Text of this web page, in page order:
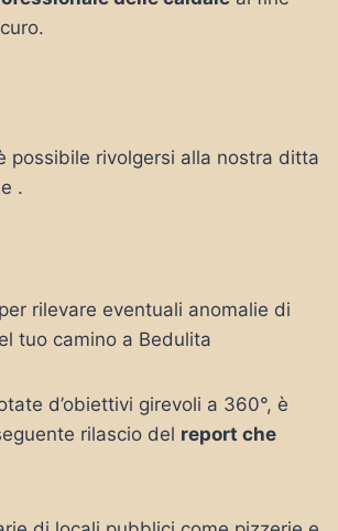
possibile rivolgersi alla nostra ditta
.
rilevare eventuali anomalie di
tuo camino a Bedulita
d’obiettivi girevoli a 360°, è
rilascio del report che